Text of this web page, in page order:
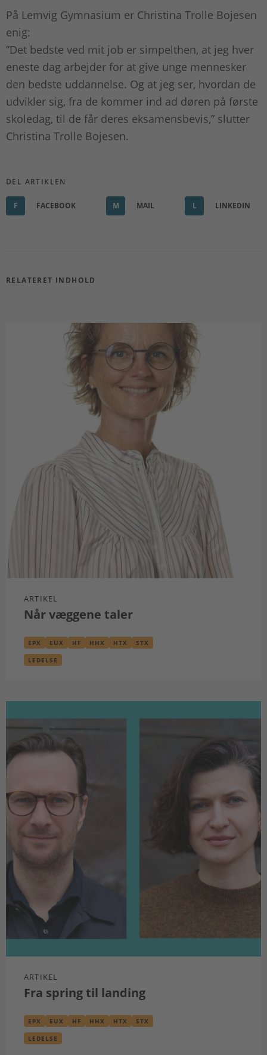
På Lemvig Gymnasium er Christina Trolle Bojesen
enig:
”Det bedste ved mit job er simpelthen, at jeg hver
eneste dag arbejder for at give unge mennesker
den bedste uddannelse. Og at jeg ser, hvordan de
udvikler sig, fra de kommer ind ad døren på første
skoledag, til de får deres eksamensbevis,” slutter
Christina Trolle Bojesen.
DEL ARTIKLEN
F FACEBOOK M MAIL L LINKEDIN
RELATERET INDHOLD
ARTIKEL
Når væggene taler
EPX EUX HF HHX HTX STX
LEDELSE
ARTIKEL
Fra spring til landing
EPX EUX HF HHX HTX STX
LEDELSE